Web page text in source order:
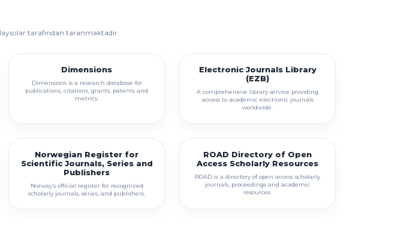
tarafından taranmaktadır.
Dimensions
Dimensions is a research database for
publications, citations, grants, patents and
metrics.
Electronic Journals Library
(EZB)
A comprehensive library service providing
access to academic electronic journals
worldwide.
Norwegian Register for
Scientific Journals, Series and
Publishers
Norway’s official register for recognized
scholarly journals, series, and publishers.
ROAD Directory of Open
Access Scholarly Resources
ROAD is a directory of open access scholarly
journals, proceedings and academic
resources.